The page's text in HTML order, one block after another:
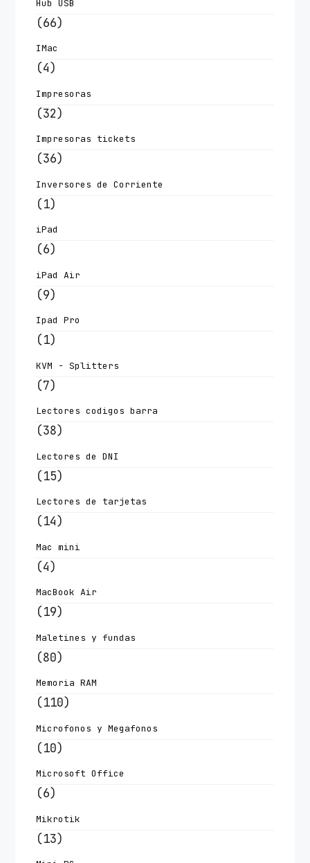
Hub USB
(66)
IMac
(4)
Impresoras
(32)
Impresoras tickets
(36)
Inversores de Corriente
(1)
iPad
(6)
iPad Air
(9)
Ipad Pro
(1)
KVM - Splitters
(7)
Lectores codigos barra
(38)
Lectores de DNI
(15)
Lectores de tarjetas
(14)
Mac mini
(4)
MacBook Air
(19)
Maletines y fundas
(80)
Memoria RAM
(110)
Microfonos y Megafonos
(10)
Microsoft Office
(6)
Mikrotik
(13)